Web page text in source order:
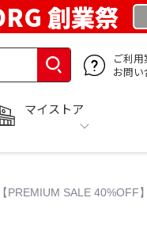
創業祭
ご利用
お問い
マイストア
PREMIUM SALE 40%OFF